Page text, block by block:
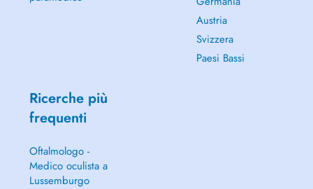
Austria
Svizzera
Paesi Bassi
Ricerche più
frequenti
Oftalmologo -
Medico oculista a
Lussemburgo